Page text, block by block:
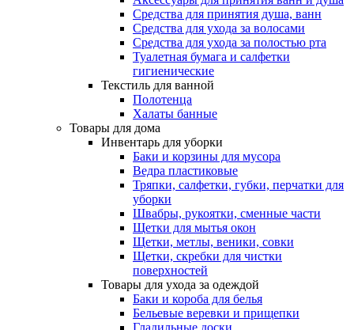
Средства для принятия душа, ванн
Средства для ухода за волосами
Средства для ухода за полостью рта
Туалетная бумага и салфетки
гигиенические
Текстиль для ванной
Полотенца
Халаты банные
Товары для дома
Инвентарь для уборки
Баки и корзины для мусора
Ведра пластиковые
Тряпки, салфетки, губки, перчатки для
уборки
Швабры, рукоятки, сменные части
Щетки для мытья окон
Щетки, метлы, веники, совки
Щетки, скребки для чистки
поверхностей
Товары для ухода за одеждой
Баки и короба для белья
Бельевые веревки и прищепки
Гладильные доски